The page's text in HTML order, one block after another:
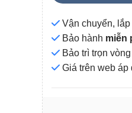
Vận chuyển,
Bảo hành miễn
Bảo trì trọn
Giá trên web áp